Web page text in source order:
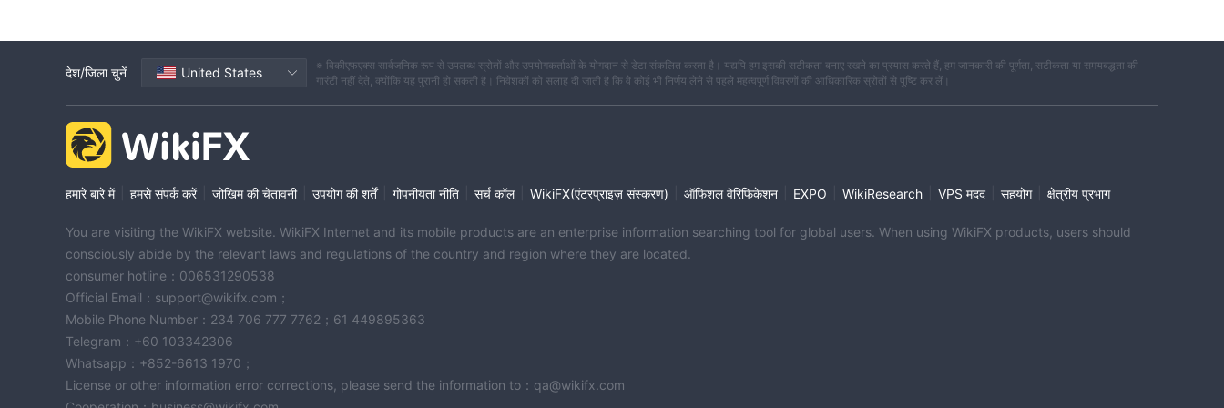
देश/जिला चुनें United States
※ विकीएफएक्स सार्वजनिक रूप से उपलब्ध स्रोतों और उपयोगकर्ताओं के योगदान से डेटा संकलित करता है। यद्यपि हम इसकी सटीकता बनाए रखने का प्रयास करते हैं, हम जानकारी की पूर्णता, सटीकता या समयबद्धता की
गारंटी नहीं देते, क्योंकि यह पुरानी हो सकती है। निवेशकों को सलाह दी जाती है कि वे कोई भी निर्णय लेने से पहले महत्वपूर्ण विवरणों की आधिकारिक स्रोतों से पुष्टि कर लें।
हमारे बारे में हमसे संपर्क करें जोखिम की चेतावनी उपयोग की शर्तें गोपनीयता नीति सर्च कॉल WikiFX(एंटरप्राइज़ संस्करण) ऑफिशल वेरिफिकेशन EXPO WikiResearch VPS मदद सहयोग क्षेत्रीय प्रभाग
You are visiting the WikiFX website. WikiFX Internet and its mobile products are an enterprise information searching tool for global users. When using WikiFX products, users should
consciously abide by the relevant laws and regulations of the country and region where they are located.
consumer hotline：006531290538
Official Email：support@wikifx.com；
Mobile Phone Number：234 706 777 7762；61 449895363
Telegram：+60 103342306
Whatsapp：+852-6613 1970；
License or other information error corrections, please send the information to：qa@wikifx.com